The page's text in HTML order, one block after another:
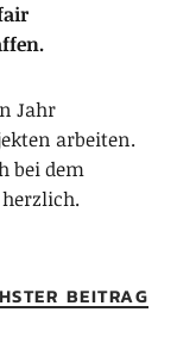
Jahr
arbeiten.
bei dem
BEITRAG